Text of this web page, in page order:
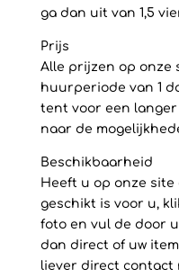
ga dan uit van 1,5
Prijs
Alle prijzen op onze
huurperiode van 1
tent voor een
naar de
Beschikbaarheid
Heeft u op onze
geschikt is voor u,
foto en vul de door
dan direct of uw
liever direct contact